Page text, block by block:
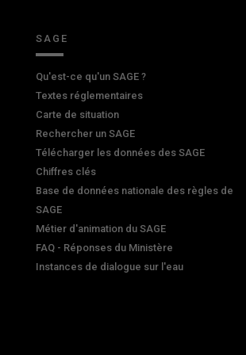
SAGE
Qu'est-ce qu'un SAGE ?
Textes réglementaires
Carte de situation
Rechercher un SAGE
Télécharger les données des SAGE
Chiffres clés
Base de données nationale des règles de
SAGE
Métier d'animation du SAGE
FAQ - Réponses du Ministère
Instances de dialogue sur l'eau